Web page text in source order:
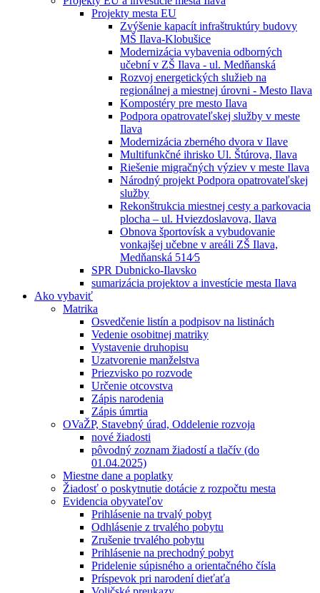
Projekty mesta EU
Zvýšenie kapacít infraštruktúry budovy
MŠ Ilava-Klobušice
Modernizácia vybavenia odborných
učební v ZŠ Ilava - ul. Medňanská
Rozvoj energetických služieb na
regionálnej a miestnej úrovni - Mesto Ilava
Kompostéry pre mesto Ilava
Podpora opatrovateľskej služby v meste
Ilava
Modernizácia zberného dvora v Ilave
Multifunkčné ihrisko Ul. Štúrova, Ilava
Riešenie migračných výziev v meste Ilava
Národný projekt Podpora opatrovateľskej
služby
Rekonštrukcia miestnej cesty a parkovacia
plocha – ul. Hviezdoslavova, Ilava
Obnova športovísk a vybudovanie
vonkajšej učebne v areáli ZŠ Ilava,
Medňanská 514⁄5
SPR Dubnicko-Ilavsko
sumarizácia projektov a investície mesta Ilava
Ako vybaviť
Matrika
Osvedčenie listín a podpisov na listinách
Vedenie osobitnej matriky
Vystavenie druhopisu
Uzatvorenie manželstva
Priezvisko po rozvode
Určenie otcovstva
Zápis narodenia
Zápis úmrtia
OVaŽP, Stavebný úrad, Oddelenie rozvoja
nové žiadosti
pôvodný zoznam žiadostí a tlačív (do
01.04.2025)
Miestne dane a poplatky
Žiadosť o poskytnutie dotácie z rozpočtu mesta
Evidencia obyvateľov
Prihlásenie na trvalý pobyt
Odhlásenie z trvalého pobytu
Zrušenie trvalého pobytu
Prihlásenie na prechodný pobyt
Pridelenie súpisného a orientačného čísla
Príspevok pri narodení dieťaťa